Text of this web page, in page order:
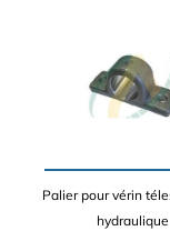
Palier pour vérin
hydraulique